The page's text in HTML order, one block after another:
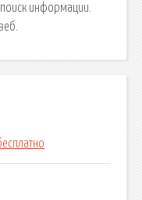
информации.